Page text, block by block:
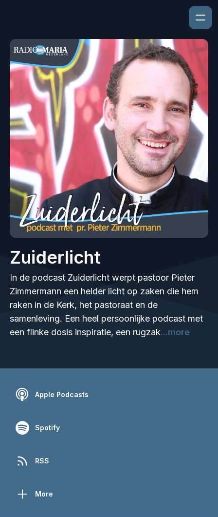
Zuiderlicht
In de podcast Zuiderlicht werpt pastoor Pieter
Zimmermann een helder licht op zaken die hem
raken in de Kerk, het pastoraat en de
samenleving. Een heel persoonlijke podcast met
een flinke dosis inspiratie, een rugzak...more
Apple Podcasts
Spotify
RSS
More